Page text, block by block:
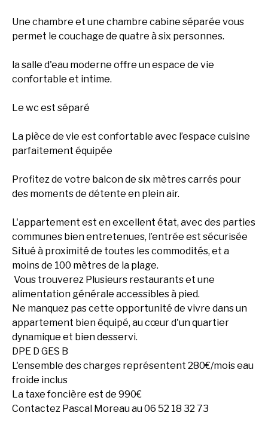
Une chambre et une chambre cabine séparée vous
permet le couchage de quatre à six personnes.
la salle d'eau moderne offre un espace de vie
confortable et intime.
Le wc est séparé
La pièce de vie est confortable avec l’espace cuisine
parfaitement équipée
Profitez de votre balcon de six mètres carrés pour
des moments de détente en plein air.
L'appartement est en excellent état, avec des parties
communes bien entretenues, l’entrée est sécurisée
Situé à proximité de toutes les commodités, et a
moins de 100 mètres de la plage.
Vous trouverez Plusieurs restaurants et une
alimentation générale accessibles à pied.
Ne manquez pas cette opportunité de vivre dans un
appartement bien équipé, au cœur d'un quartier
dynamique et bien desservi.
DPE D GES B
L'ensemble des charges représentent 280€/mois eau
froide inclus
La taxe foncière est de 990€
Contactez Pascal Moreau au 06 52 18 32 73